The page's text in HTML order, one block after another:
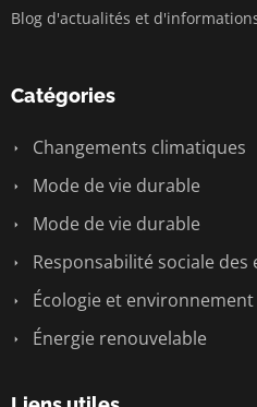
Blog d'actualités et
Catégories
Changements climatiques
Mode de vie durable
Mode de vie durable
Responsabilité sociale des
Écologie et environnement
Énergie renouvelable